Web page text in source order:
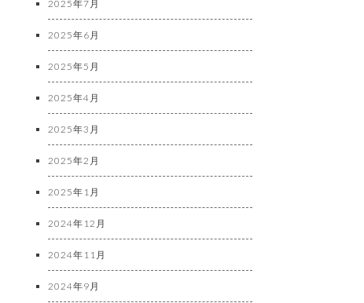
2025年7月
2025年6月
2025年5月
2025年4月
2025年3月
2025年2月
2025年1月
2024年12月
2024年11月
2024年9月